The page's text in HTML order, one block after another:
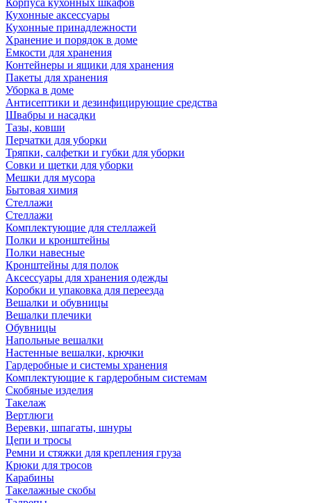
Корпуса кухонных шкафов
Кухонные аксессуары
Кухонные принадлежности
Хранение и порядок в доме
Емкости для хранения
Контейнеры и ящики для хранения
Пакеты для хранения
Уборка в доме
Антисептики и дезинфицирующие средства
Швабры и насадки
Тазы, ковши
Перчатки для уборки
Тряпки, салфетки и губки для уборки
Совки и щетки для уборки
Мешки для мусора
Бытовая химия
Стеллажи
Стеллажи
Комплектующие для стеллажей
Полки и кронштейны
Полки навесные
Кронштейны для полок
Аксессуары для хранения одежды
Коробки и упаковка для переезда
Вешалки и обувницы
Вешалки плечики
Обувницы
Напольные вешалки
Настенные вешалки, крючки
Гардеробные и системы хранения
Комплектующие к гардеробным системам
Скобяные изделия
Такелаж
Вертлюги
Веревки, шпагаты, шнуры
Цепи и тросы
Ремни и стяжки для крепления груза
Крюки для тросов
Карабины
Такелажные скобы